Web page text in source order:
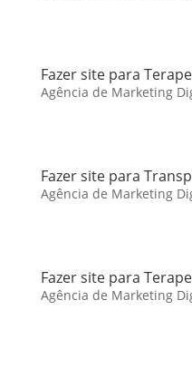
Fazer site para
Agência de Marketing
Fazer site para
Agência de Marketing
Fazer site para
Agência de Marketing